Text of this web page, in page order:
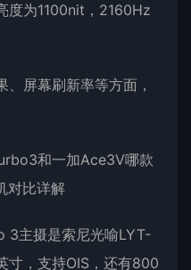
度为1100nit，2160Hz
屏幕刷新率等方面，
3主摄是索尼光喻LYT-
寸，支持OIS，还有800